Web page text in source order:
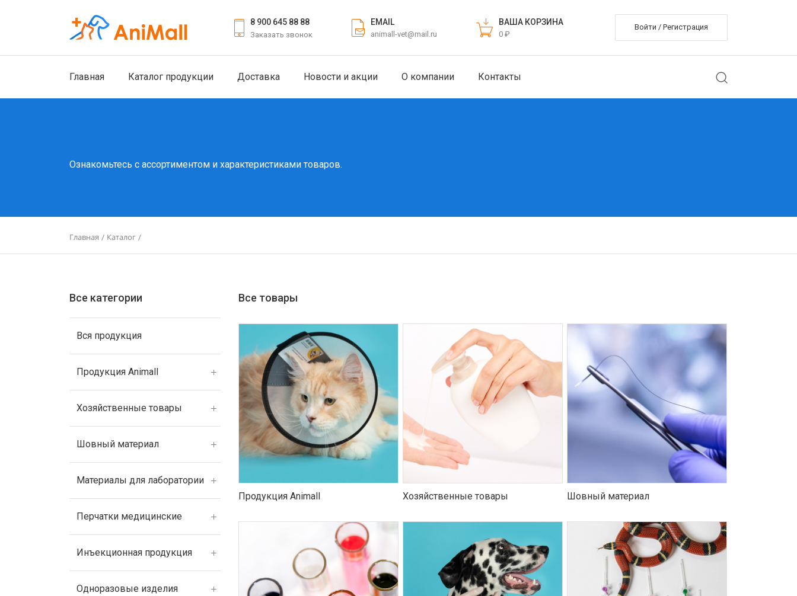
8 900 645 88 88
Заказать звонок
EMAIL
animall-vet@mail.ru
ВАША КОРЗИНА
0 ₽
Войти / Регистрация
Главная Каталог продукции Доставка Новости и акции О компании Контакты
Ознакомьтесь с ассортиментом и характеристиками товаров.
Главная / Каталог /
Все категории
Вся продукция
Продукция Animall
Хозяйственные товары
Шовный материал
Материалы для лаборатории
Перчатки медицинские
Инъекционная продукция
Одноразовые изделия
Все товары
Продукция Animall Хозяйственные товары Шовный материал